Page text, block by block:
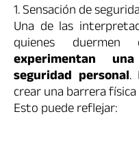
1. Sensación de
Una de las
quienes
experimentan
seguridad personal.
crear una barrera
Esto puede reflejar: